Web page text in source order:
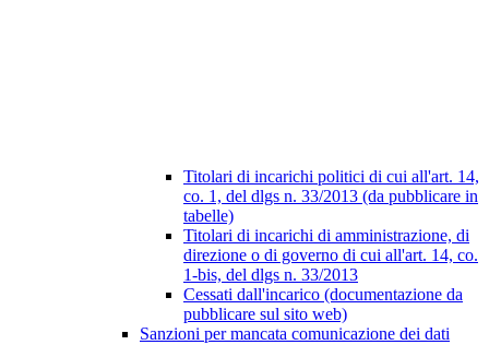
Titolari di incarichi politici di cui all'art. 14,
co. 1, del dlgs n. 33/2013 (da pubblicare in
tabelle)
Titolari di incarichi di amministrazione, di
direzione o di governo di cui all'art. 14, co.
1-bis, del dlgs n. 33/2013
Cessati dall'incarico (documentazione da
pubblicare sul sito web)
Sanzioni per mancata comunicazione dei dati